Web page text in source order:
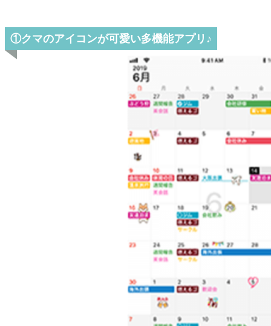
①クマのアイコンが可愛い多機能アプリ♪